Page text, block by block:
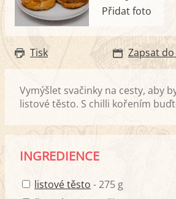
Přidat foto
Tisk Zapsat
Vymýšlet svačinky na cesty, aby
listové těsto. S chilli kořením
INGREDIENCE
listové těsto - 275 g